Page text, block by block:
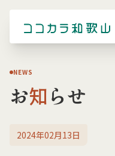
NEWS
お知らせ
2024年02月13日